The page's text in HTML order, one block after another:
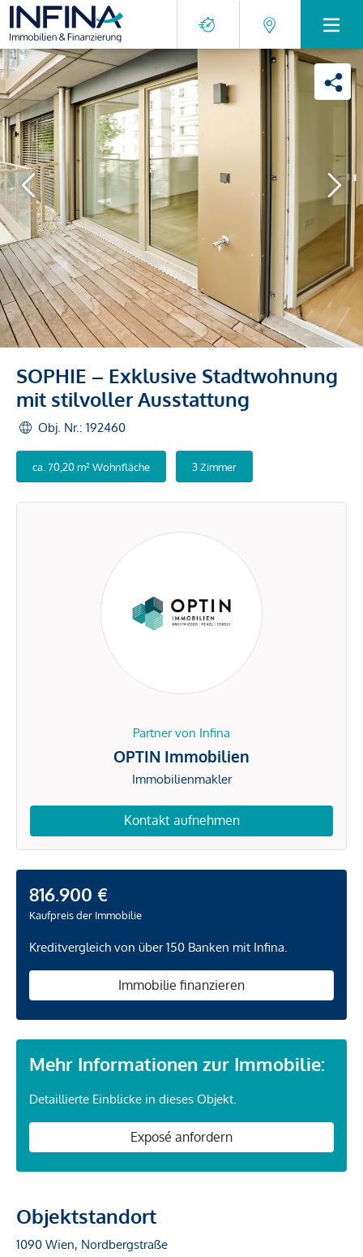
SOPHIE – Exklusive Stadtwohnung
mit stilvoller Ausstattung
Obj. Nr.: 192460
ca. 70,20 m² Wohnfläche 3 Zimmer
Partner von Infina
OPTIN Immobilien
Immobilienmakler
Kontakt aufnehmen
816.900 €
Kaufpreis der Immobilie
Kreditvergleich von über 150 Banken mit Infina.
Immobilie finanzieren
Mehr Informationen zur Immobilie:
Detaillierte Einblicke in dieses Objekt.
Exposé anfordern
Objektstandort
1090 Wien, Nordbergstraße